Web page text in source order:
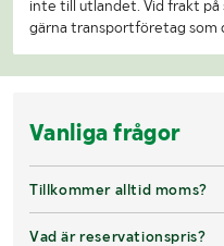
inte till utlandet. Vid frakt
gärna transportföretag som
Vanliga frågor
Tillkommer alltid moms?
Vad är reservationspris?